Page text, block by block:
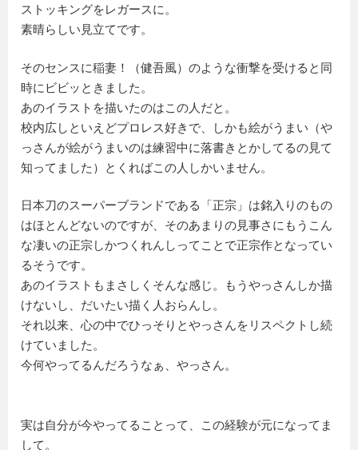
ストッキングをレガースに。
素晴らしい見立てです。
そのセンスに稲妻！（健吾風）のような衝撃を受けると同
時にビビッときました。
あのイラストを描いたのはこの人だと。
校内広しといえどプロレス好きで、しかも絵がうまい（や
っさんが絵がうまいのは練習中に落書きとかしてるの見て
知ってました）とくればこの人しかいません。
日本刀のスーパーブランドである「正宗」は銘入りのもの
はほとんどないのですが、そのあまりの見事さにもうこん
な凄いの正宗しかつくれんしってことで正宗作となってい
るそうです。
あのイラストもまさしくそんな感じ。もうやっさんしか描
けないし、だいたい描く人おらんし。
それ以来、心の中でひっそりとやっさんをリスペクトし続
けていました。
今何やってるんだろうなぁ、やっさん。
実は自分が今やってることって、この経験が元になってま
して。